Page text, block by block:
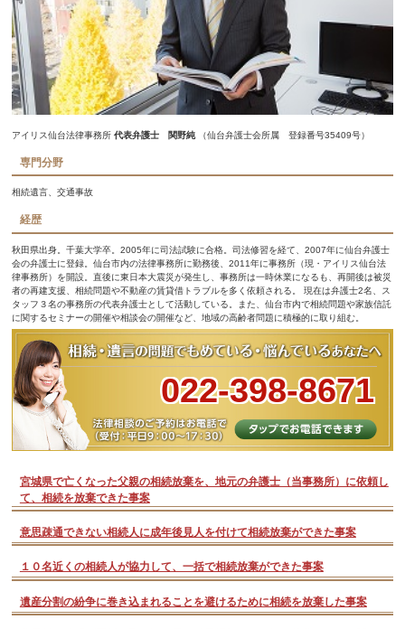
アイリス仙台法律事務所代表弁護士 関野純 （仙台弁護士会所属 登録番号35409号）
専門分野
相続遺言、交通事故
経歴
秋田県出身。千葉大学卒。2005年に司法試験に合格。司法修習を経て、2007年に仙台弁護士
会の弁護士に登録。仙台市内の法律事務所に勤務後、2011年に事務所（現・アイリス仙台法
律事務所）を開設。直後に東日本大震災が発生し、事務所は一時休業になるも、再開後は被災
者の再建支援、相続問題や不動産の賃貸借トラブルを多く依頼される。 現在は弁護士2名、ス
タッフ３名の事務所の代表弁護士として活動している。また、仙台市内で相続問題や家族信託
に関するセミナーの開催や相談会の開催など、地域の高齢者問題に積極的に取り組む。
022-398-8671
宮城県で亡くなった父親の相続放棄を、地元の弁護士（当事務所）に依頼し
て、相続を放棄できた事案
意思疎通できない相続人に成年後見人を付けて相続放棄ができた事案
１０名近くの相続人が協力して、一括で相続放棄ができた事案
遺産分割の紛争に巻き込まれることを避けるために相続を放棄した事案